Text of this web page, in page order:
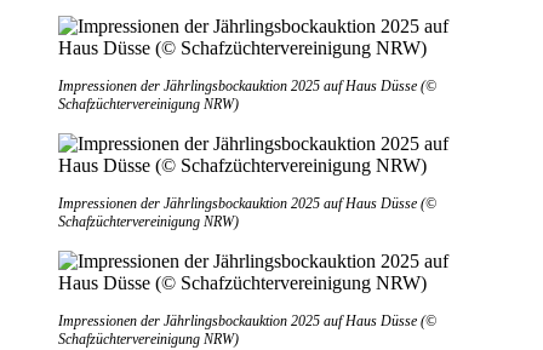
Impressionen der Jährlingsbockauktion 2025 auf Haus Düsse (©
Schafzüchtervereinigung NRW)
Impressionen der Jährlingsbockauktion 2025 auf Haus Düsse (©
Schafzüchtervereinigung NRW)
Impressionen der Jährlingsbockauktion 2025 auf Haus Düsse (©
Schafzüchtervereinigung NRW)